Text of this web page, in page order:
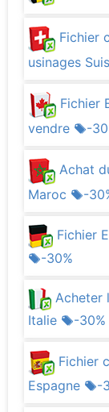
Fichier
usinages
Fichier
vendre
-
Achat
Maroc
-
Fichier
-30%
Acheter
Italie
-30%
Fichier
Espagne
-